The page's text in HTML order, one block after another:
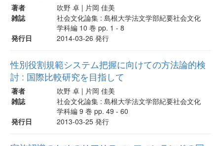
著者
吹野 卓 | 片岡 佳美
雑誌
社会文化論集 : 島根大学法文学部紀要社会文化
学科編 10 巻 pp. 1 - 8
発行日
2014-03-26 発行
性別役割規範システム把握に向けての方法論的検
討 : 国際比較研究を目指して
著者
吹野 卓 | 片岡 佳美
雑誌
社会文化論集 : 島根大学法文学部紀要社会文化
学科編 9 巻 pp. 49 - 60
発行日
2013-03-25 発行